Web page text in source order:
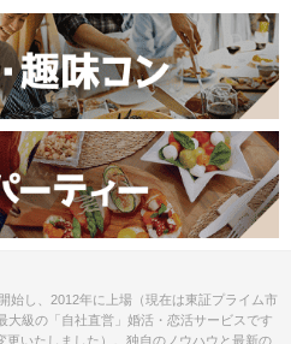
始し、2012年に上場（現在は東証プライム市
大級の「自社直営」婚活・恋活サービスです
いたしました）。独自のノウハウと最新の